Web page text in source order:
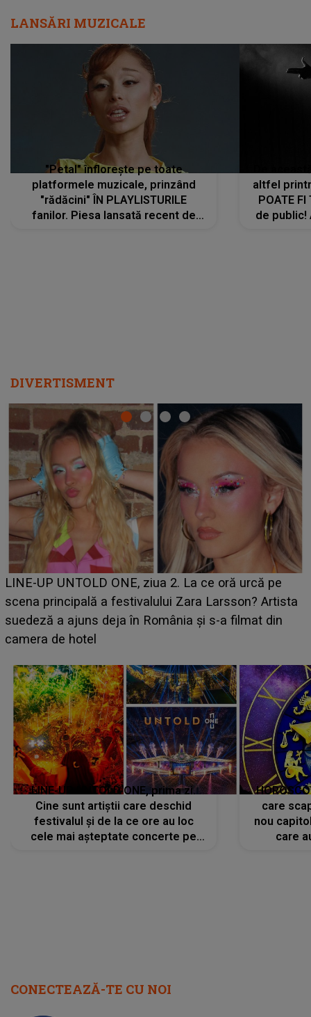
LANSĂRI MUZICALE
"Petal" înflorește pe toate
platformele muzicale, prinzând
"rădăcini" ÎN PLAYLISTURILE
fanilor. Piesa lansată recent de
altfel
POATE FI
de public!
DIVERTISMENT
Ce a dezvăluit noua concurentă din "Casa Iubirii" l-a
luat prin surprindere pe Emanuel. CINE ESTE
BĂIATUL VIZAT de Alexandra?! Aflându-se în fața
faptului împlinit, A RECUNOSCUT IMEDIAT: "Am
LINE-UP UNTOLD ONE, prima zi.
Cine sunt artiștii care deschid
festivalul și de la ce ore au loc
cele mai așteptate concerte pe
care
nou
care
CONECTEAZĂ-TE CU NOI